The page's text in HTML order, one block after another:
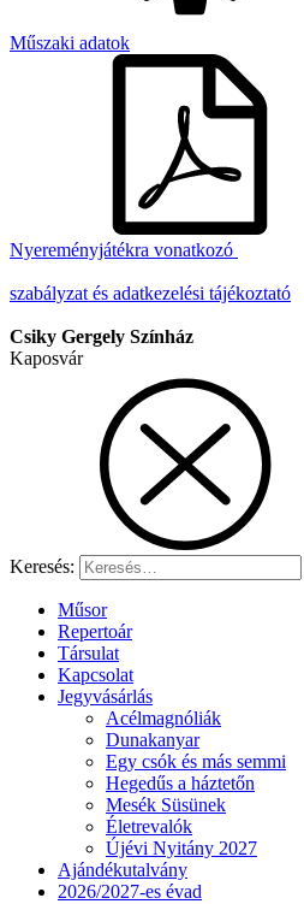
Műszaki adatok
Nyereményjátékra vonatkozó
szabályzat és adatkezelési tájékoztató
Csiky Gergely Színház
Kaposvár
Keresés:
Műsor
Repertoár
Társulat
Kapcsolat
Jegyvásárlás
Acélmagnóliák
Dunakanyar
Egy csók és más semmi
Hegedűs a háztetőn
Mesék Süsünek
Életrevalók
Újévi Nyitány 2027
Ajándékutalvány
2026/2027-es évad